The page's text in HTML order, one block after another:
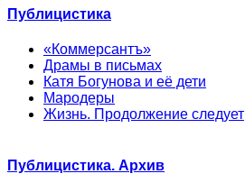
Публицистика
«Коммерсантъ»
Драмы в письмах
Катя Богунова и её дети
Мародеры
Жизнь. Продолжение следует
Публицистика. Архив